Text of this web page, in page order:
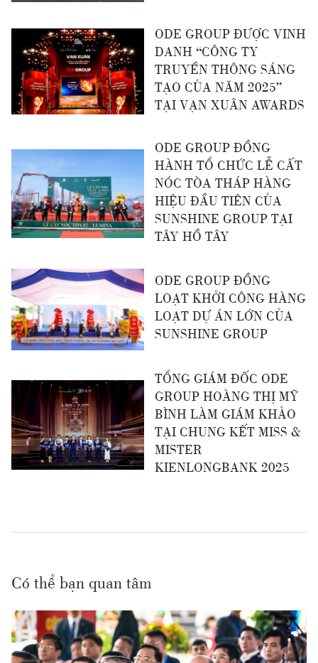
ODE GROUP ĐƯỢC VINH
DANH “CÔNG TY
TRUYỀN THÔNG SÁNG
TẠO CỦA NĂM 2025”
TẠI VẠN XUÂN AWARDS
ODE GROUP ĐỒNG
HÀNH TỔ CHỨC LỄ CẤT
NÓC TÒA THÁP HÀNG
HIỆU ĐẦU TIÊN CỦA
SUNSHINE GROUP TẠI
TÂY HỒ TÂY
ODE GROUP ĐỒNG
LOẠT KHỞI CÔNG HÀNG
LOẠT DỰ ÁN LỚN CỦA
SUNSHINE GROUP
TỔNG GIÁM ĐỐC ODE
GROUP HOÀNG THỊ MỸ
BÌNH LÀM GIÁM KHẢO
TẠI CHUNG KẾT MISS &
MISTER
KIENLONGBANK 2025
Có thể bạn quan tâm